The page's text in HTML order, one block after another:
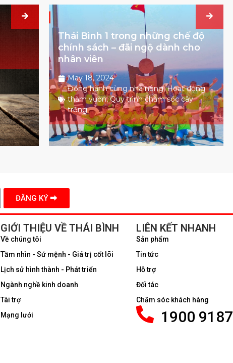
Thái Bình 1 trong những chế độ
chính sách – đãi ngộ dành cho
nhân viên
May 18, 2024
Đồng hành cùng nhà nông,Hoạt động
thăm vườn,Quy trình chăm sóc cây
trồng
ĐĂNG KÝ ⮕
GIỚI THIỆU VỀ THÁI BÌNH
Về chúng tôi
Tầm nhìn - Sứ mệnh - Giá trị cốt lõi
Lịch sử hình thành - Phát triển
Ngành nghề kinh doanh
Tài trợ
Mạng lưới
LIÊN KẾT NHANH
Sản phẩm
Tin tức
Hỗ trợ
Đối tác
Chăm sóc khách hàng
1900 9187